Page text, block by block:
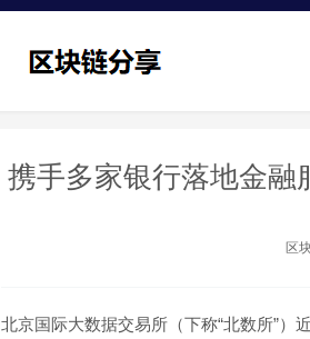
携手多家银行落地金融
区
北京国际大数据交易所（下称“北数所”）